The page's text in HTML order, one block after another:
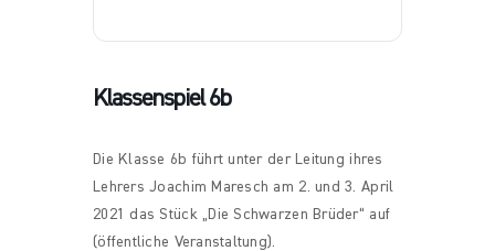
Klassenspiel 6b
Die Klasse 6b führt unter der Leitung ihres
Lehrers Joachim Maresch am 2. und 3. April
2021 das Stück „Die Schwarzen Brüder“ auf
(öffentliche Veranstaltung).